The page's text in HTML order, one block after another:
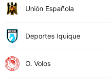
Unión Española
Deportes Iquique
O. Volos